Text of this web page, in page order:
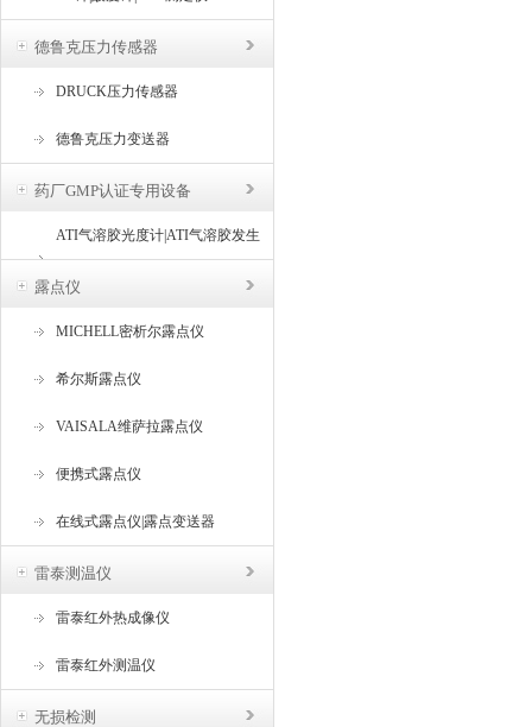
德鲁克压力传感器
DRUCK压力传感器
德鲁克压力变送器
药厂GMP认证专用设备
ATI气溶胶光度计|ATI气溶胶发生
器
露点仪
MICHELL密析尔露点仪
希尔斯露点仪
VAISALA维萨拉露点仪
便携式露点仪
在线式露点仪|露点变送器
雷泰测温仪
雷泰红外热成像仪
雷泰红外测温仪
无损检测